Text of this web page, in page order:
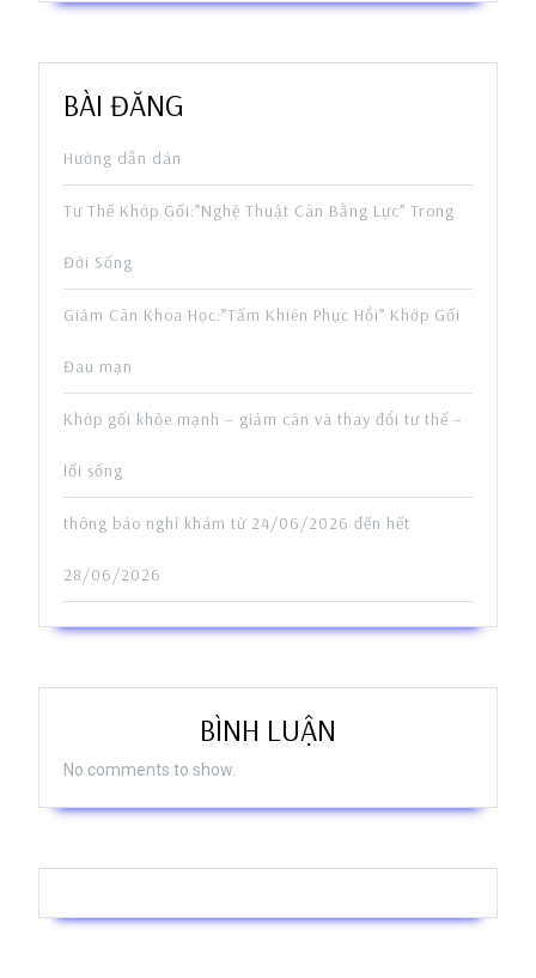
BÀI ĐĂNG
Hướng dẫn dán
Tư Thế Khớp Gối:”Nghệ Thuật Cân Bằng Lực” Trong
Đời Sống
Giảm Cân Khoa Học:”Tấm Khiên Phục Hồi” Khớp Gối
Đau mạn
Khớp gối khỏe mạnh – giảm cân và thay đổi tư thế –
lối sống
thông báo nghỉ khám từ 24/06/2026 đến hết
28/06/2026
BÌNH LUẬN
No comments to show.